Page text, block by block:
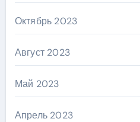
Октябрь 2023
Август 2023
Май 2023
Апрель 2023